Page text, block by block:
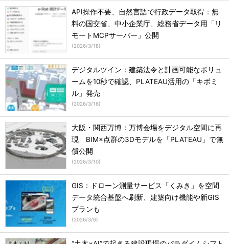
API操作不要、自然言語で行政データ取得：無
料の国交省、中小企業庁、総務省データ用「リ
モートMCPサーバー」公開
(2026/3/18)
デジタルツイン：建築法令と計画可能なボリュ
ームを10秒で確認、PLATEAU活用の「キボミ
ル」発売
(2026/3/16)
大阪・関西万博：万博会場をデジタル空間に再
現 BIM×点群の3Dモデルを「PLATEAU」で無
償公開
(2026/3/10)
GIS：ドローン測量サービス「くみき」を空間
データ統合基盤へ刷新、建築向け機能や新GIS
プランも
(2026/3/6)